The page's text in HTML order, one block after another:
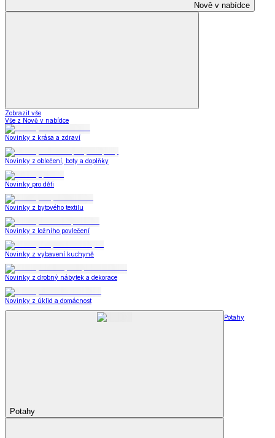
Nově v nabídce
Zobrazit vše
Vše z Nově v nabídce
Novinky z krása a zdraví
Novinky z oblečení, boty a doplňky
Novinky pro děti
Novinky z bytového textilu
Novinky z ložního povlečení
Novinky z vybavení kuchyně
Novinky z drobný nábytek a dekorace
Novinky z úklid a domácnost
Potahy
Potahy